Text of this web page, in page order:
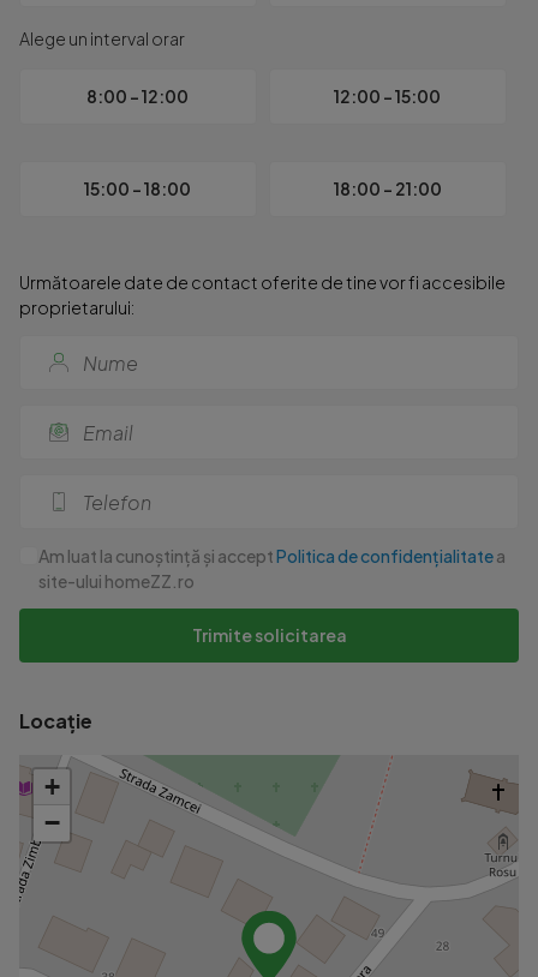
Alege un interval orar
8:00 - 12:00 12:00 - 15:00
15:00 - 18:00 18:00 - 21:00
Următoarele date de contact oferite de tine vor fi accesibile
proprietarului:
Am luat la cunoștință și acceptPolitica de confidențialitatea
site-ului homeZZ.ro
Trimite solicitarea
Locație
+
−